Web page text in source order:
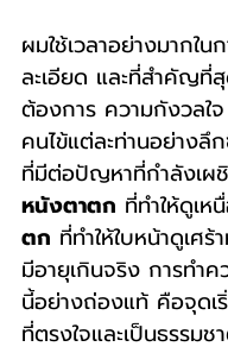
ผมใช้เวลาอย่างมากใ
ละเอียด และที่สำคัญที่
ต้องการ ความกังวลใ
คนไข้แต่ละท่านอย่าง
ที่มีต่อปัญหาที่กำลังเผ
หนังตาตก ที่ทำให้ดูเ
ตก ที่ทำให้ใบหน้าดูเศ
มีอายุเกินจริง การทำค
นี้อย่างถ่องแท้ คือจุดเ
ที่ตรงใจและเป็นธรรม